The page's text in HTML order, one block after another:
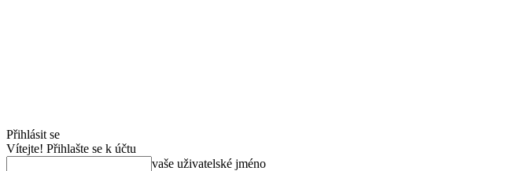
Přihlásit se
Vítejte! Přihlašte se k účtu
vaše uživatelské jméno